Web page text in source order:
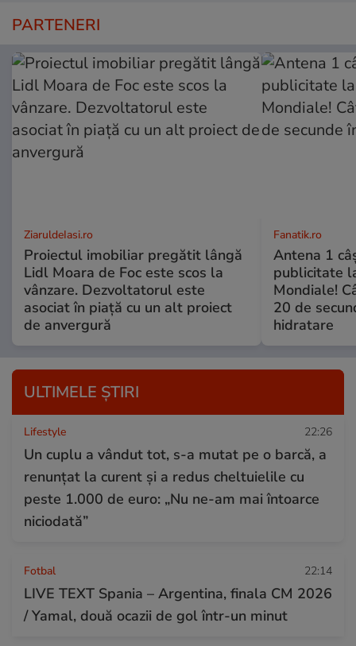
PARTENERI
ZiaruldeIasi.ro
Proiectul imobiliar pregătit lângă
Lidl Moara de Foc este scos la
vânzare. Dezvoltatorul este
asociat în piață cu un alt proiect
de anvergură
Fanatik.ro
Antena 1
publicitate
Mondiale!
20 de
hidratare
ULTIMELE ȘTIRI
Lifestyle 22:26
Un cuplu a vândut tot, s-a mutat pe o barcă, a
renunțat la curent și a redus cheltuielile cu
peste 1.000 de euro: „Nu ne-am mai întoarce
niciodată”
Fotbal 22:14
LIVE TEXT Spania – Argentina, finala CM 2026
/ Yamal, două ocazii de gol într-un minut